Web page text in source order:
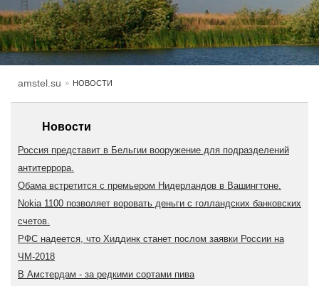
amstel.su НОВОСТИ
Новости
Россия представит в Бельгии вооружение для подразделений
антитеррора.
Обама встретится с премьером Нидерландов в Вашингтоне.
Nokia 1100 позволяет воровать деньги с голландских банковских
счетов.
РФС надеется, что Хиддинк станет послом заявки России на
ЧМ-2018
В Амстердам - за редкими сортами пива